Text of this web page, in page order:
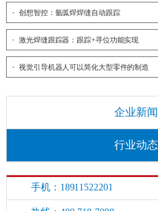
创想智控：氩弧焊焊缝自动跟踪
激光焊缝跟踪器：跟踪+寻位功能实现
视觉引导机器人可以简化大型零件的制造
企业新闻
行业动态
手机：18911522201